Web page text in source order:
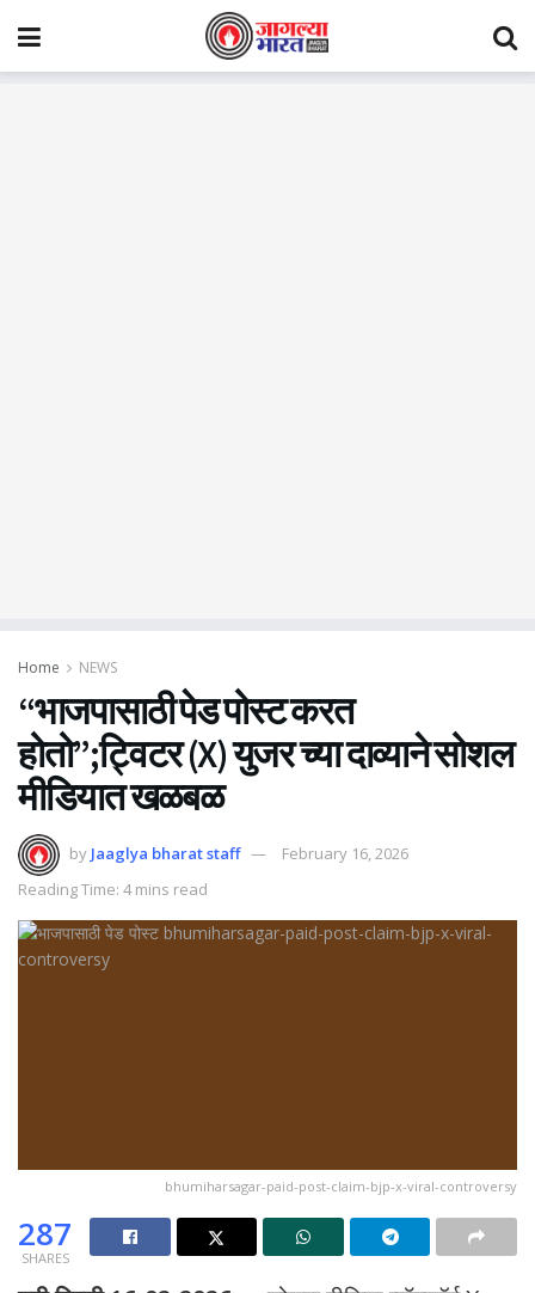
Home NEWS
“भाजपासाठी पेड पोस्ट करत
होतो”;ट्विटर (X) युजर च्या दाव्याने सोशल
मीडियात खळबळ
by Jaaglya bharat staff
February 16, 2026
Reading Time: 4 mins read
bhumiharsagar-paid-post-claim-bjp-x-viral-controversy
287
SHARES